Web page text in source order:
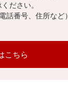
ださい。
話番号、住所など）
こちら